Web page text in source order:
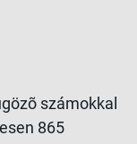
számokkal
865